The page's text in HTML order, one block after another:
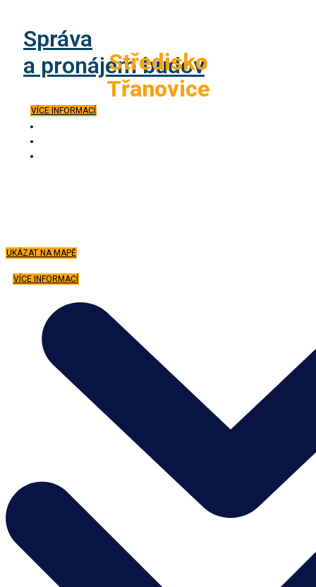
Správa
a pronájem budov
VÍCE INFORMACÍ
Středisko
Třanovice
UKÁZAT NA MAPĚ
VÍCE INFORMACÍ